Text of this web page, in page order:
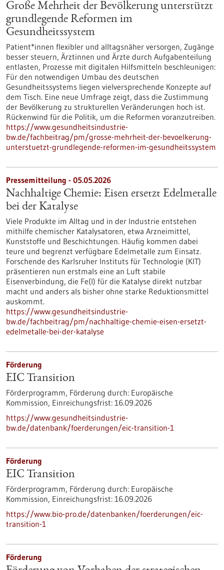
Große Mehrheit der Bevölkerung unterstützt
grundlegende Reformen im
Gesundheitssystem
Patient*innen flexibler und alltagsnäher versorgen, Zugänge
besser steuern, Ärztinnen und Ärzte durch Aufgabenteilung
entlasten, Prozesse mit digitalen Hilfsmitteln beschleunigen:
Für den notwendigen Umbau des deutschen
Gesundheitssystems liegen vielversprechende Konzepte auf
dem Tisch. Eine neue Umfrage zeigt, dass die Zustimmung
der Bevölkerung zu strukturellen Veränderungen hoch ist.
Rückenwind für die Politik, um die Reformen voranzutreiben.
https://www.gesundheitsindustrie-
bw.de/fachbeitrag/pm/grosse-mehrheit-der-bevoelkerung-
unterstuetzt-grundlegende-reformen-im-gesundheitssystem
Pressemitteilung - 05.05.2026
Nachhaltige Chemie: Eisen ersetzt Edelmetalle
bei der Katalyse
Viele Produkte im Alltag und in der Industrie entstehen
mithilfe chemischer Katalysatoren, etwa Arzneimittel,
Kunststoffe und Beschichtungen. Häufig kommen dabei
teure und begrenzt verfügbare Edelmetalle zum Einsatz.
Forschende des Karlsruher Instituts für Technologie (KIT)
präsentieren nun erstmals eine an Luft stabile
Eisenverbindung, die Fe(I) für die Katalyse direkt nutzbar
macht und anders als bisher ohne starke Reduktionsmittel
auskommt.
https://www.gesundheitsindustrie-
bw.de/fachbeitrag/pm/nachhaltige-chemie-eisen-ersetzt-
edelmetalle-bei-der-katalyse
Förderung
EIC Transition
Förderprogramm, Förderung durch: Europäische
Kommission, Einreichungsfrist: 16.09.2026
https://www.gesundheitsindustrie-
bw.de/datenbank/foerderungen/eic-transition-1
Förderung
EIC Transition
Förderprogramm, Förderung durch: Europäische
Kommission, Einreichungsfrist: 16.09.2026
https://www.bio-pro.de/datenbanken/foerderungen/eic-
transition-1
Förderung